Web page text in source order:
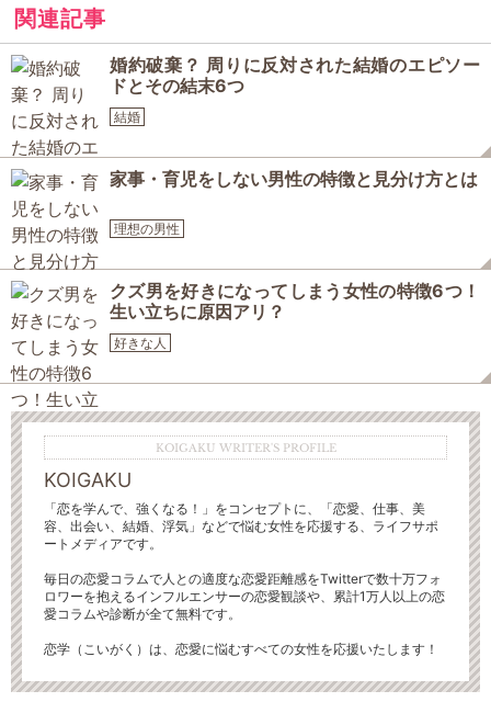
関連記事
婚約破棄？ 周りに反対された結婚のエピソー
ドとその結末6つ
結婚
家事・育児をしない男性の特徴と見分け方とは
理想の男性
クズ男を好きになってしまう女性の特徴6つ！
生い立ちに原因アリ？
好きな人
KOIGAKU WRITER'S PROFILE
KOIGAKU
「恋を学んで、強くなる！」をコンセプトに、「恋愛、仕事、美
容、出会い、結婚、浮気」などで悩む女性を応援する、ライフサポ
ートメディアです。
毎日の恋愛コラムで人との適度な恋愛距離感をTwitterで数十万フォ
ロワーを抱えるインフルエンサーの恋愛観談や、累計1万人以上の恋
愛コラムや診断が全て無料です。
恋学（こいがく）は、恋愛に悩むすべての女性を応援いたします！